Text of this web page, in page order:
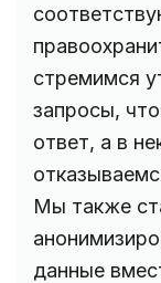
стремимся
запросы,
ответ, а в
Мы также
данные